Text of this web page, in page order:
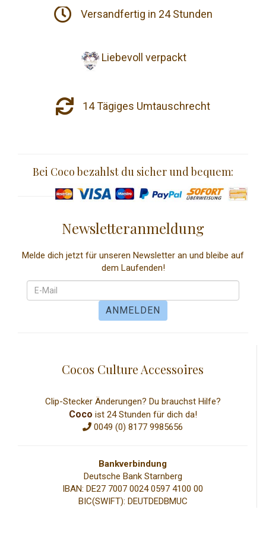
Versandfertig in 24 Stunden
Liebevoll verpackt
14 Tägiges Umtauschrecht
Bei Coco bezahlst du sicher und bequem:
Newsletteranmeldung
Melde dich jetzt für unseren Newsletter an und bleibe auf
dem Laufenden!
Cocos Culture Accessoires
Clip-Stecker Änderungen? Du brauchst Hilfe?
Coco ist 24 Stunden für dich da!
0049 (0) 8177 9985656
Bankverbindung
Deutsche Bank Starnberg
IBAN: DE27 7007 0024 0597 4100 00
BIC(SWIFT): DEUTDEDBMUC